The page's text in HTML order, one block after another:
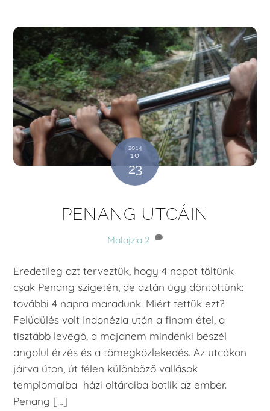
2014
10
23
PENANG UTCÁIN
Malajzia 2
Eredetileg azt terveztük, hogy 4 napot töltünk
csak Penang szigetén, de aztán úgy döntöttünk:
további 4 napra maradunk. Miért tettük ezt?
Felüdülés volt Indonézia után a finom étel, a
tisztább levegő, a majdnem mindenki beszél
angolul érzés és a tömegközlekedés. Az utcákon
járva úton, út félen különböző vallások
templomaiba házi oltáraiba botlik az ember.
Penang […]